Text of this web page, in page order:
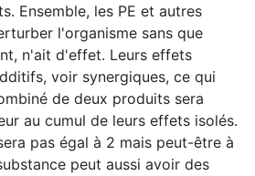
Ensemble, les PE et autres
l'organisme sans que
n'ait d'effet. Leurs effets
voir synergiques, ce qui
de deux produits sera
au cumul de leurs effets isolés.
pas égal à 2 mais peut-être à
peut aussi avoir des